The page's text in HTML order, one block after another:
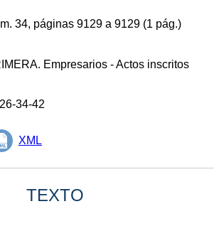
34, páginas 9129 a 9129 (1 pág.)
Empresarios - Actos inscritos
34-42
XML
TEXTO